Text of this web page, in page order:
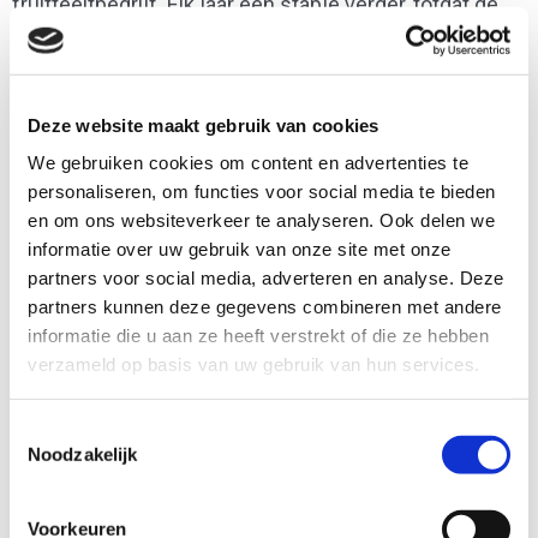
Deze website maakt gebruik van cookies
We gebruiken cookies om content en advertenties te
personaliseren, om functies voor social media te bieden
en om ons websiteverkeer te analyseren. Ook delen we
informatie over uw gebruik van onze site met onze
partners voor social media, adverteren en analyse. Deze
partners kunnen deze gegevens combineren met andere
informatie die u aan ze heeft verstrekt of die ze hebben
verzameld op basis van uw gebruik van hun services.
Noodzakelijk
Voorkeuren
totale oppervlakte van 4,5 hectare gevuld is.